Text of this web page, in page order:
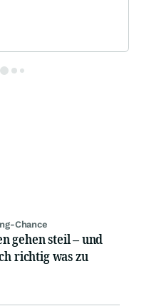
Chance
gehen steil – und
richtig was zu